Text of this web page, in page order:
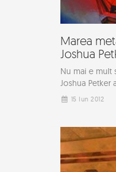
Marea
Joshua
Nu mai e mult
Joshua Petker
15 Iun 2012